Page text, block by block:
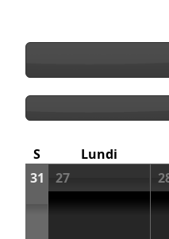
S
Lundi
31
27